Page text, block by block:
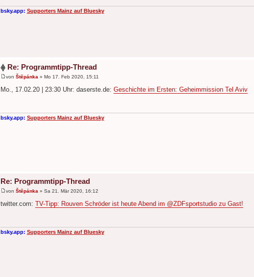
bsky.app: Supporters Mainz auf Bluesky
Re: Programmtipp-Thread
i
g
von Štěpánka » Mo 17. Feb 2020, 15:11
Mo., 17.02.20 | 23:30 Uhr: daserste.de: Geschichte im Ersten: Geheimmission Tel Aviv
bsky.app: Supporters Mainz auf Bluesky
Re: Programmtipp-Thread
e
i
g
von Štěpánka » Sa 21. Mär 2020, 16:12
twitter.com: TV-Tipp: Rouven Schröder ist heute Abend im @ZDFsportstudio zu Gast!
bsky.app: Supporters Mainz auf Bluesky